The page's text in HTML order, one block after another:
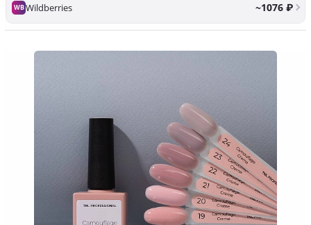
WBWildberries ~1076 ₽